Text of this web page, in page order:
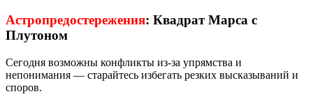
Астропредостережения: Квадрат Марса с
Плутоном
Сегодня возможны конфликты из-за упрямства и
непонимания — старайтесь избегать резких высказываний и
споров.